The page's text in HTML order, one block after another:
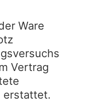
Ware
Vertrag
erstattet.